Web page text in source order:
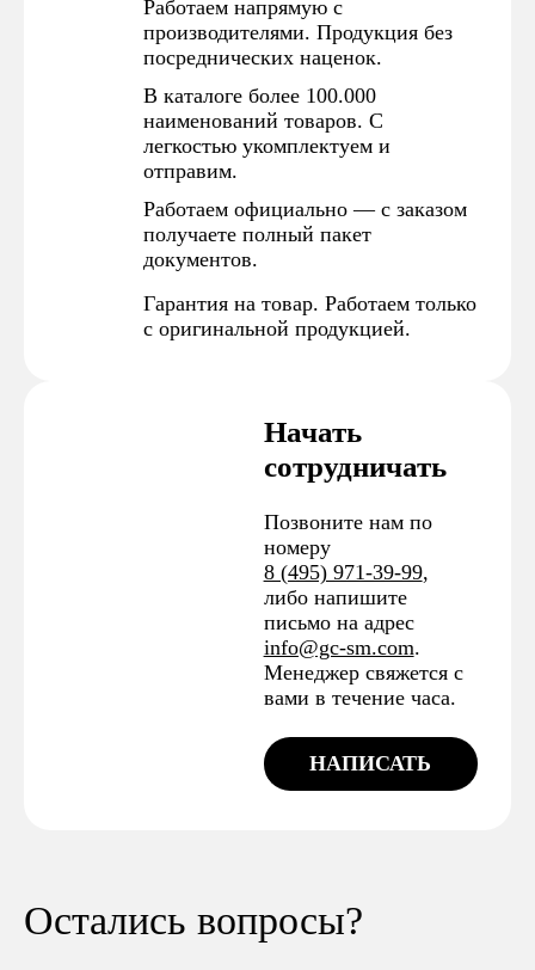
Работаем напрямую с
производителями. Продукция без
посреднических наценок.
В каталоге более 100.000
наименований товаров. С
легкостью укомплектуем и
отправим.
Работаем официально — с заказом
получаете полный пакет
документов.
Гарантия на товар. Работаем только
с оригинальной продукцией.
Начать
сотрудничать
Позвоните нам по
номеру
8 (495) 971-39-99,
либо напишите
письмо на адрес
info@gc-sm.com.
Менеджер свяжется с
вами в течение часа.
НАПИСАТЬ
Остались вопросы?